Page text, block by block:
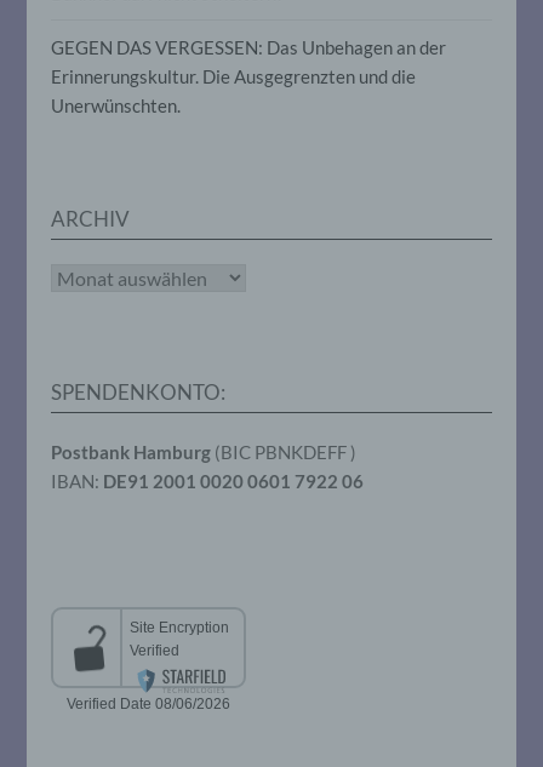
GEGEN DAS VERGESSEN: Das Unbehagen an der
Erinnerungskultur. Die Ausgegrenzten und die
Unerwünschten.
ARCHIV
Archiv
SPENDENKONTO:
Postbank Hamburg (BIC PBNKDEFF )
IBAN: DE91 2001 0020 0601 7922 06
Verantwortlicher oder für die Verarbeitung
Verantwortlicher ist die natürliche oder
personenbezogenen Daten entscheidet.
Sind die Zwecke und Mittel dieser
das Recht der Mitgliedstaaten vorgegeben,
Mitgliedstaaten vorgesehen werden.
h) Auftragsverarbeiter
verarbeitet.
i) Empfänger